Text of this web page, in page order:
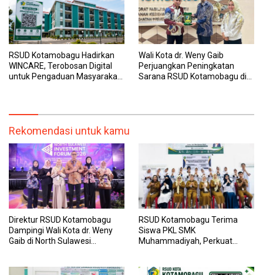
RSUD Kotamobagu Hadirkan
WINCARE, Terobosan Digital
untuk Pengaduan Masyarakat
Wali Kota dr. Weny Gaib
Perjuangkan Peningkatan
Sarana RSUD Kotamobagu di
Rekomendasi untuk kamu
Direktur RSUD Kotamobagu
Dampingi Wali Kota dr. Weny
Gaib di North Sulawesi
RSUD Kotamobagu Terima
Siswa PKL SMK
Muhammadiyah, Perkuat